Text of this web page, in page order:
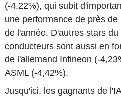
(-4,22%), qui subit
une performance de près
de l'année. D'autres stars
conducteurs sont aussi en
de l'allemand Infineon (-
ASML (-4,42%).
Jusqu'ici, les gagnants de